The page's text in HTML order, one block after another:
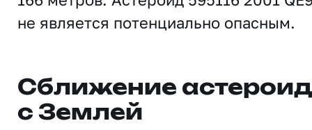
не является потенциально опасным.
Сближение
с Землей